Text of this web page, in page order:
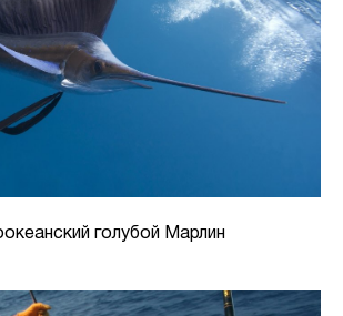
голубой Марлин